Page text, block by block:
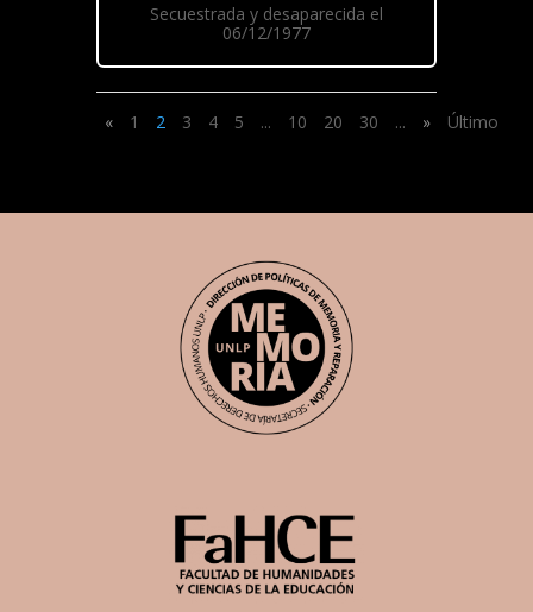
Secuestrada y desaparecida el
06/12/1977
« 1 2 3 4 5 ... 10 20 30 ... » Último